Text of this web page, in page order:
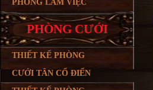
PHÒNG LÀM VIỆC
PHÒNG CƯỚI
THIẾT KẾ PHÒNG
CƯỚI TÂN CỔ ĐIỂN